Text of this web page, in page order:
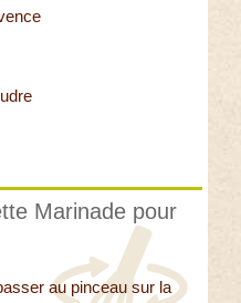
Marinade pour
au pinceau sur la